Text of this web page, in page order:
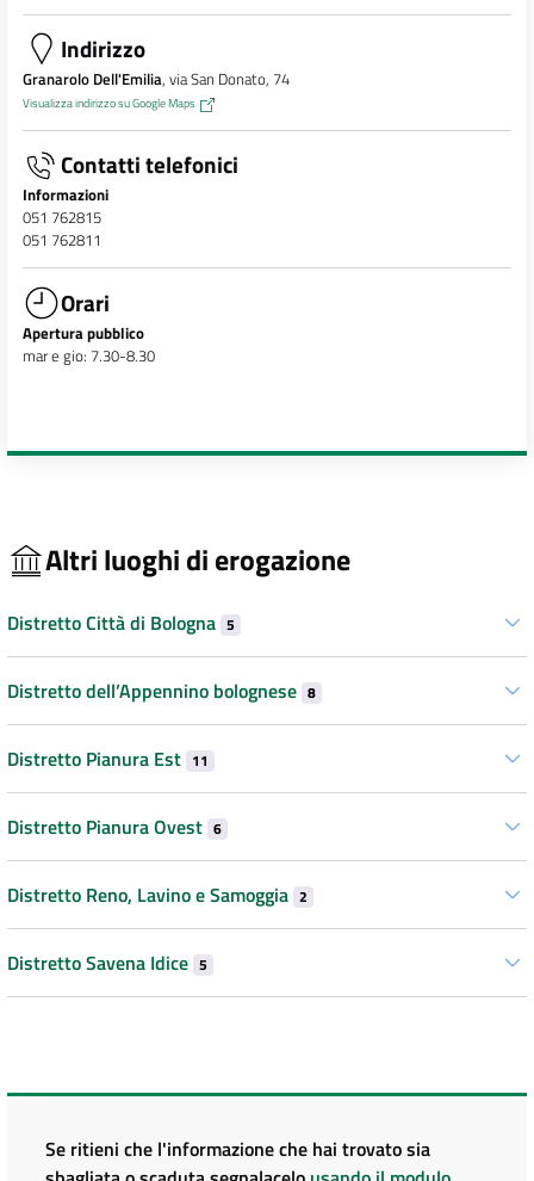
Indirizzo
Granarolo Dell'Emilia, via San Donato, 74
Visualizza indirizzo su Google Maps
Contatti telefonici
Informazioni
051 762815
051 762811
Orari
Apertura pubblico
mar e gio: 7.30-8.30
Altri luoghi di erogazione
Distretto Città di Bologna 5
Distretto dell’Appennino bolognese 8
Distretto Pianura Est 11
Distretto Pianura Ovest 6
Distretto Reno, Lavino e Samoggia 2
Distretto Savena Idice 5
Se ritieni che l'informazione che hai trovato sia